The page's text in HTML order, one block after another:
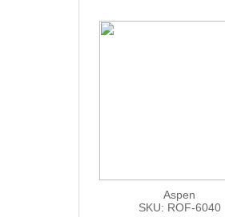
Aspen
SKU: ROF-6040